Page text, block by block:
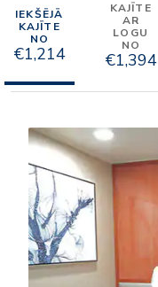
IEKŠĒJĀ
KAJĪTE
NO
€1,214
KAJĪTE
AR
LOGU
NO
€1,394